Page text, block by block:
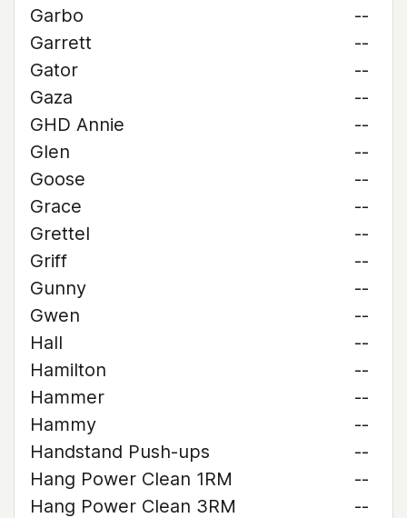
Garbo
--
Garrett
--
Gator
--
Gaza
--
GHD Annie
--
Glen
--
Goose
--
Grace
--
Grettel
--
Griff
--
Gunny
--
Gwen
--
Hall
--
Hamilton
--
Hammer
--
Hammy
--
Handstand Push-ups
--
Hang Power Clean 1RM
--
Hang Power Clean 3RM
--